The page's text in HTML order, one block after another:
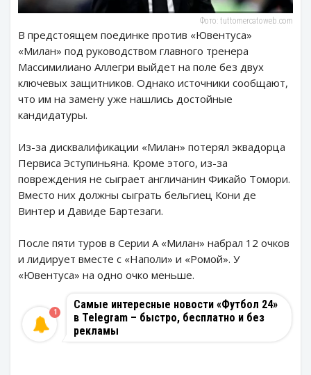
Фото: tuttomercatoweb.com
В предстоящем поединке против «Ювентуса»
«Милан» под руководством главного тренера
Массимилиано Аллегри выйдет на поле без двух
ключевых защитников. Однако источники сообщают,
что им на замену уже нашлись достойные
кандидатуры.
Из-за дисквалификации «Милан» потерял эквадорца
Первиса Эступиньяна. Кроме этого, из-за
повреждения не сыграет англичанин Фикайо Томори.
Вместо них должны сыграть бельгиец Кони де
Винтер и Давиде Бартезаги.
После пяти туров в Серии А «Милан» набрал 12 очков
и лидирует вместе с «Наполи» и «Ромой». У
«Ювентуса» на одно очко меньше.
Самые интересные новости «Футбол 24»
в Telegram – быстро, бесплатно и без
рекламы
1